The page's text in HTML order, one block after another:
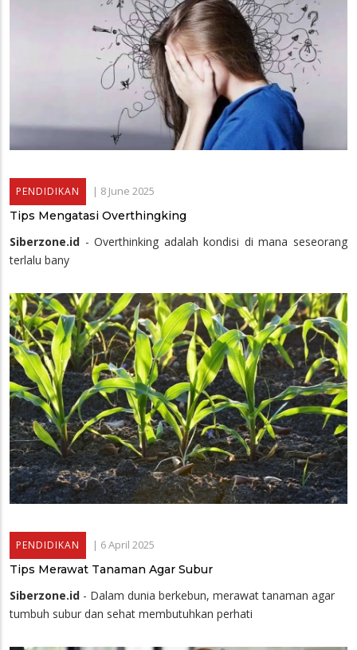
PENDIDIKAN | 8 June 2025
Tips Mengatasi Overthingking
Siberzone.id - Overthinking adalah kondisi di mana seseorang
terlalu bany
PENDIDIKAN | 6 April 2025
Tips Merawat Tanaman Agar Subur
Siberzone.id - Dalam dunia berkebun, merawat tanaman agar
tumbuh subur dan sehat membutuhkan perhati